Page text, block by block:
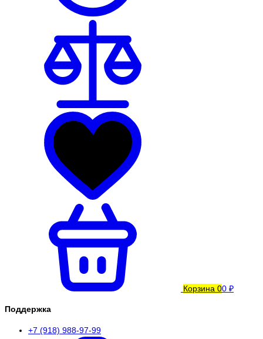
Корзина 00 ₽
Поддержка
+7 (918) 988-97-99